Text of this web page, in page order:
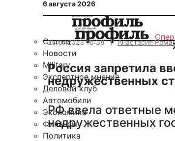
6 августа 2026
Статьи
Новости
Military
Экспертное мнение
Деловой клуб
Автомобили
Экономика
Финансы
Политика
25.07.2023 16:38 Анастасия
Россия запретила
недружественных
РФ ввела ответные
недружественных